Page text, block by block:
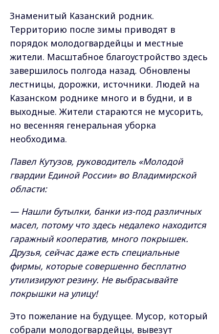
Знаменитый Казанский родник.
Территорию после зимы приводят в
порядок молодогвардейцы и местные
жители. Масштабное благоустройство здесь
завершилось полгода назад. Обновлены
лестницы, дорожки, источники. Людей на
Казанском роднике много и в будни, и в
выходные. Жители стараются не мусорить,
но весенняя генеральная уборка
необходима.
Павел Кутузов, руководитель «Молодой
гвардии Единой России» во Владимирской
области:
— Нашли бутылки, банки из-под различных
масел, потому что здесь недалеко находится
гаражный кооператив, много покрышек.
Друзья, сейчас даже есть специальные
фирмы, которые совершенно бесплатно
утилизируют резину. Не выбрасывайте
покрышки на улицу!
Это пожелание на будущее. Мусор, который
собрали молодогвардейцы, вывезут